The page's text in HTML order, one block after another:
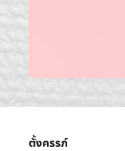
ตั้งครรภ์